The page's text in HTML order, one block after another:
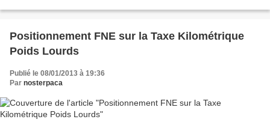
Positionnement FNE sur la Taxe Kilométrique
Poids Lourds
Publié le 08/01/2013 à 19:36
Par nosterpaca